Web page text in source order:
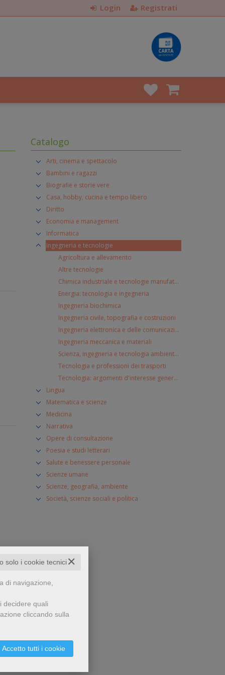
✕
solo i cookie tecnici
di navigazione,
decidere quali
cliccando sulla
Accetto tutti i cookie
Login Registrati
Catalogo
Arti, cinema e spettacolo
Bambini e ragazzi
Biografie e storie vere
Casa, hobby, cucina e tempo libero
Diritto
Economia e management
Informatica
Ingegneria e tecnologie
Agricoltura e allevamento
Altre tecnologie
Chimica industriale e tecnologie manufatturiere
Energia: tecnologia e ingegneria
Ingegneria biochimica
Ingegneria civile, topografia e costruzioni
Ingegneria elettronica e delle comunicazioni
Ingegneria meccanica e materiali
Scienza, ingegneria e tecnologia ambientale
Tecnologia e professioni dei trasporti
Tecnologia: argomenti d'interesse generale
Lingua
Matematica e scienze
Medicina
Narrativa
Opere di consultazione
Poesia e studi letterari
Salute e benessere personale
Scienze umane
Scienze, geografia, ambiente
Società, scienze sociali e politica